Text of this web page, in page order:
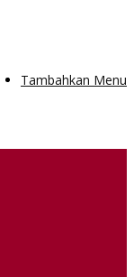
Tambahkan Menu